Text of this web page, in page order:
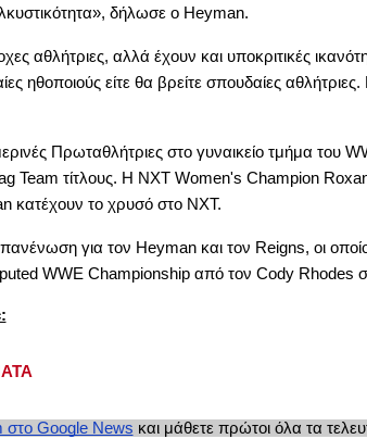
δήλωσε ο Heyman.
αθλήτριες, αλλά έχουν και υποκριτικές
ηθοποιούς είτε θα βρείτε σπουδαίες αθλήτριες.
Πρωταθλήτριες στο γυναικείο τμήμα του
Team τίτλους. Η NXT Women's Champion
κατέχουν το χρυσό στο NXT.
για τον Heyman και τον Reigns, οι
WWE Championship από τον Cody Rhodes
Google News και μάθετε πρώτοι όλα τα